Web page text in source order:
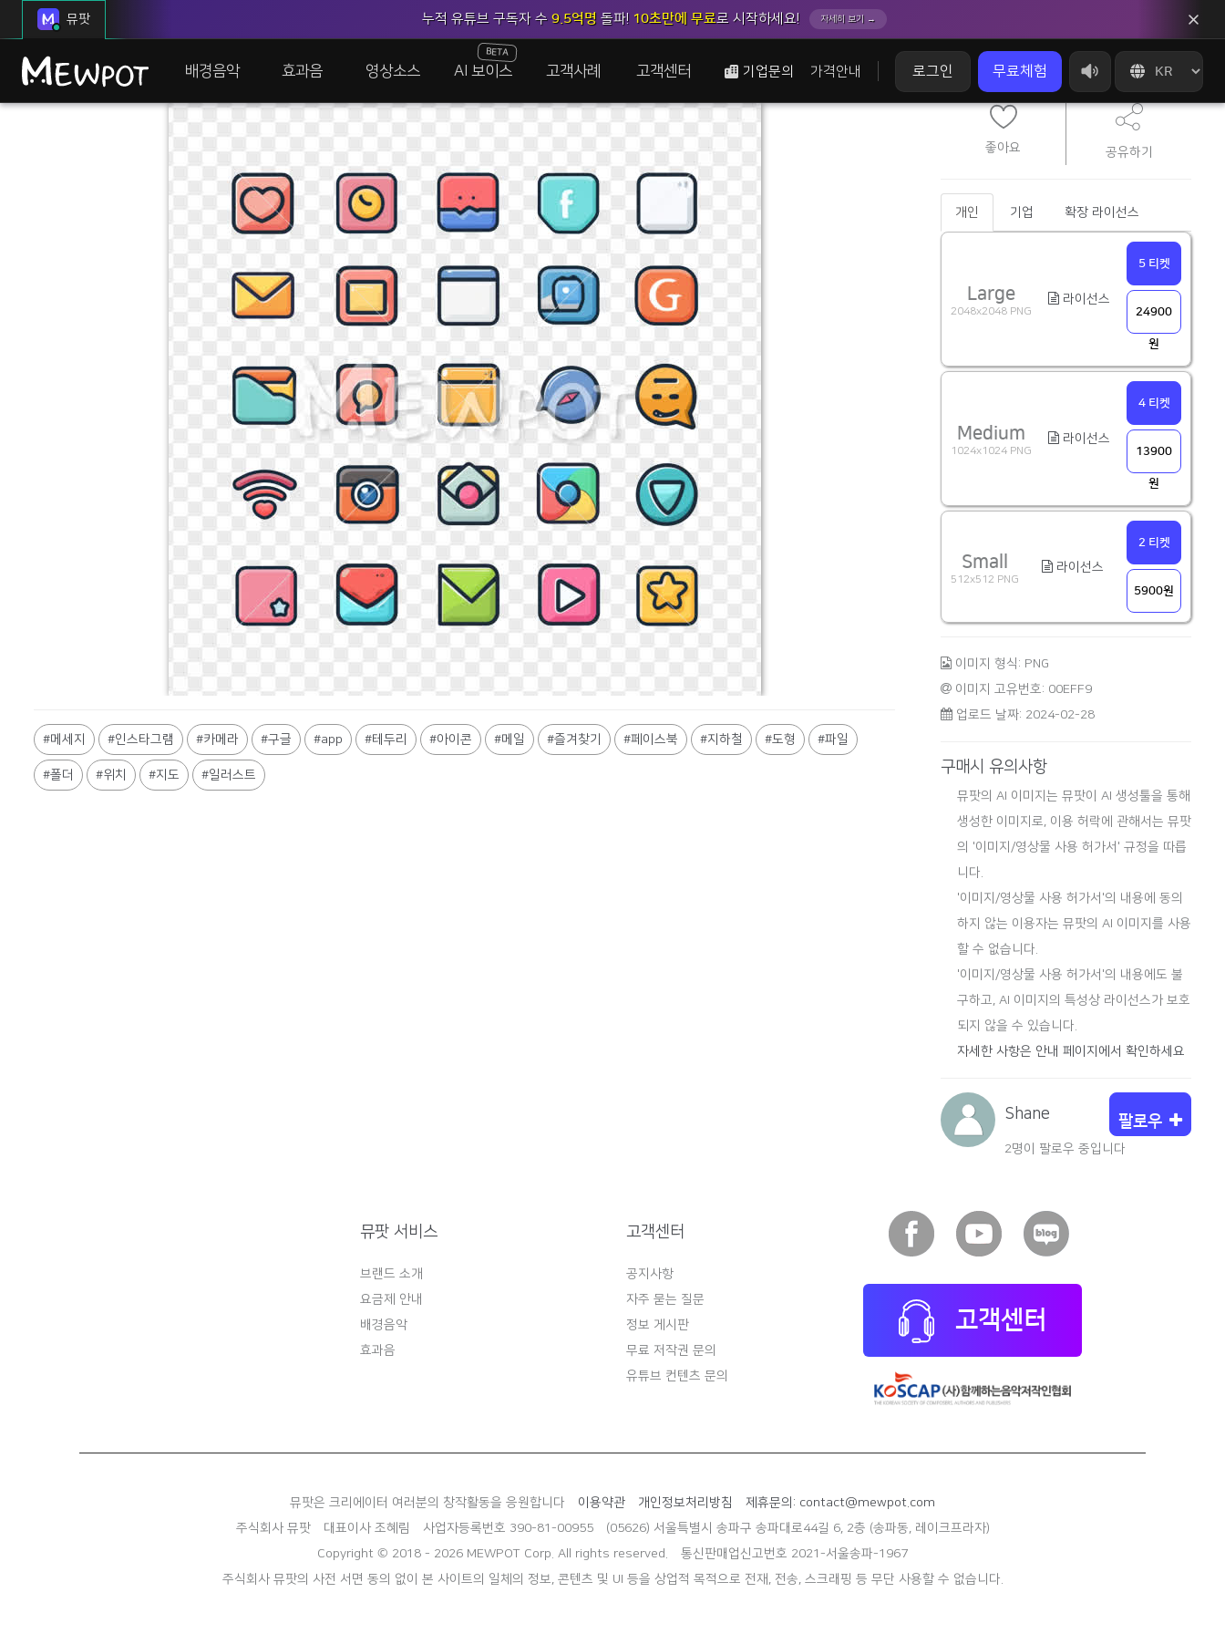
뮤팟 누적 유튜브 구독자 수 9.5억명 돌파! 10초만에 무료로 시작하세요! 자세히 보기 →
배경음악 효과음 영상소스 AI 보이스
BETA
고객사례 고객센터 기업문의 가격안내 로그인 무료체험
메세지 인스타그램 카메라 구글 app 테두리 아이콘 메일 즐겨찾기 페이스북 지하철 도형 파일
폴더 위치 지도 일러스트
좋아요 공유하기
개인 기업 확장 라이선스
Large
2048x2048 PNG
라이선스
5 티켓
24900
원
Medium
1024x1024 PNG
라이선스
4 티켓
13900
원
Small
512x512 PNG
라이선스
2 티켓
5900원
이미지 형식: PNG
이미지 고유번호: 00EFF9
업로드 날짜: 2024-02-28
구매시 유의사항
뮤팟의 AI 이미지는 뮤팟이 AI 생성툴을 통해
생성한 이미지로, 이용 허락에 관해서는 뮤팟
의 '이미지/영상물 사용 허가서' 규정을 따릅
니다.
'이미지/영상물 사용 허가서'의 내용에 동의
하지 않는 이용자는 뮤팟의 AI 이미지를 사용
할 수 없습니다.
'이미지/영상물 사용 허가서'의 내용에도 불
구하고, AI 이미지의 특성상 라이선스가 보호
되지 않을 수 있습니다.
자세한 사항은 안내 페이지에서 확인하세요
Shane 팔로우
2명이 팔로우 중입니다
뮤팟 서비스
브랜드 소개
요금제 안내
배경음악
효과음
고객센터
공지사항
자주 묻는 질문
정보 게시판
무료 저작권 문의
유튜브 컨텐츠 문의
고객센터
뮤팟은 크리에이터 여러분의 창작활동을 응원합니다 이용약관 개인정보처리방침
제휴문의: contact@mewpot.com
주식회사 뮤팟
대표이사 조혜림 사업자등록번호 390-81-00955
(05626) 서울특별시 송파구 송파대로44길 6, 2층 (송파동, 레이크프라자)
Copyright © 2018 - 2026 MEWPOT Corp. All rights reserved.
통신판매업신고번호 2021-서울송파-1967
주식회사 뮤팟의 사전 서면 동의 없이 본 사이트의 일체의 정보, 콘텐츠 및 UI 등을 상업적 목적으로 전재, 전송, 스크래핑 등 무단 사용할 수 없습니다.